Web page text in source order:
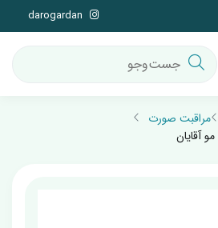
darogardan
مراقبت صورت